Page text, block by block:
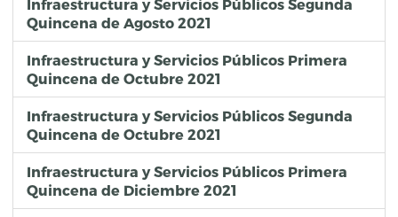
Infraestructura y Servicios Públicos Segunda
Quincena de Agosto 2021
Infraestructura y Servicios Públicos Primera
Quincena de Octubre 2021
Infraestructura y Servicios Públicos Segunda
Quincena de Octubre 2021
Infraestructura y Servicios Públicos Primera
Quincena de Diciembre 2021